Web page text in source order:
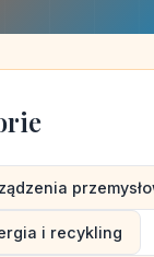
i recykling